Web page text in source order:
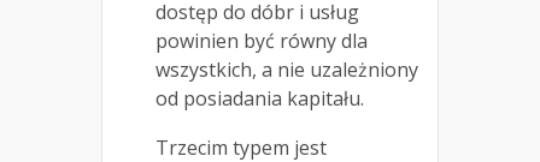
dostęp do dóbr i usług
powinien być równy dla
wszystkich, a nie uzależniony
od posiadania kapitału.
Trzecim typem jest